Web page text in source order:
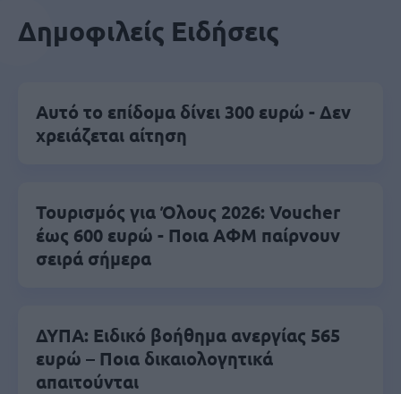
Δημοφιλείς Ειδήσεις
Αυτό το επίδομα δίνει 300 ευρώ - Δεν
χρειάζεται αίτηση
Τουρισμός για Όλους 2026: Voucher
έως 600 ευρώ - Ποια ΑΦΜ παίρνουν
σειρά σήμερα
ΔΥΠΑ: Ειδικό βοήθημα ανεργίας 565
ευρώ – Ποια δικαιολογητικά
απαιτούνται